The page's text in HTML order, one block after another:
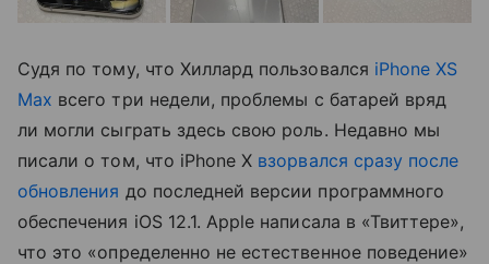
Судя по тому, что Хиллард пользовался iPhone XS
Max всего три недели, проблемы с батарей вряд
ли могли сыграть здесь свою роль. Недавно мы
писали о том, что iPhone X взорвался сразу после
обновления до последней версии программного
обеспечения iOS 12.1. Apple написала в «Твиттере»,
что это «определенно не естественное поведение»